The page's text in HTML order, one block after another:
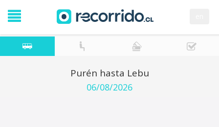
Purén hasta Lebu
06/08/2026